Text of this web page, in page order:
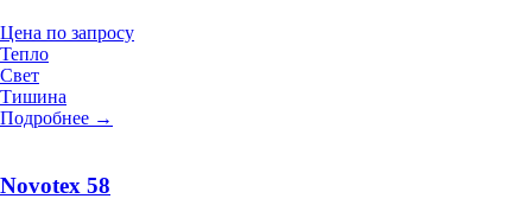
Цена по запросу
Тепло
Свет
Тишина
Подробнее →
Novotex 58